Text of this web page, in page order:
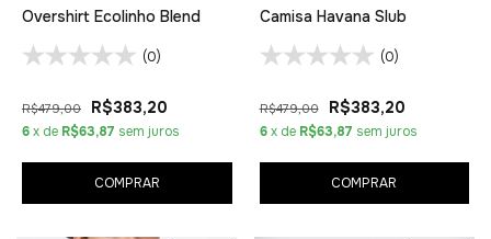
Overshirt Ecolinho Blend
(0)
R$479,00 R$383,20
6x de R$63,87 sem juros
COMPRAR
Camisa Havana Slub
(0)
R$479,00 R$383,20
6 x de R$63,87 sem juros
COMPRAR